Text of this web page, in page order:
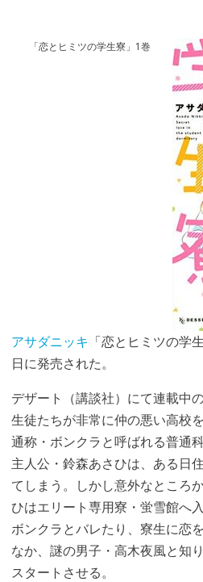
「恋とヒミツの学生寮」1巻
アサダニッキ 「恋とヒミツの学
日に発売された。
デザート（講談社）にて連載中
生徒たちが非常に仲の悪い高校
通称・ボンクラと呼ばれる普通
主人公・鈴森あさひは、ある日
てしまう。しかし意外なところ
ひはエリート専用寮・蛍雪館へ
ボンクラとバレたり、寮生に恋
なか、謎の男子・高木夜風と知
スタートさせる。